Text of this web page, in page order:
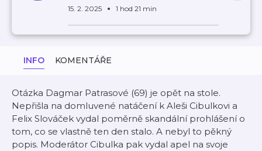
15. 2. 2025 1 hod 21 min
INFO KOMENTÁŘE
Otázka Dagmar Patrasové (69) je opět na stole.
Nepřišla na domluvené natáčení k Aleši Cibulkovi a
Felix Slováček vydal poměrně skandální prohlášení o
tom, co se vlastně ten den stalo. A nebyl to pěkný
popis. Moderátor Cibulka pak vydal apel na svoje